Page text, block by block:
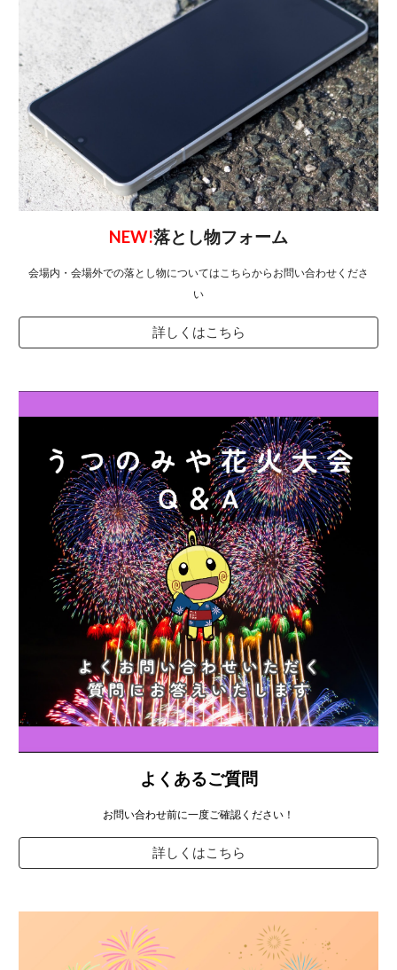
NEW!落とし物フォーム
会場内・会場外での落とし物についてはこちらからお問い合わせくださ
い
詳しくはこちら
よくあるご質問
お問い合わせ前に一度ご確認ください！
詳しくはこちら